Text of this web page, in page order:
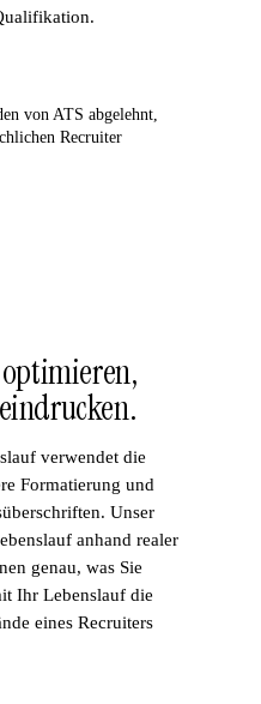
von ATS abgelehnt,
Recruiter
verwendet die
Formatierung und
Unser
anhand realer
genau, was Sie
Ihr Lebenslauf die
eines Recruiters